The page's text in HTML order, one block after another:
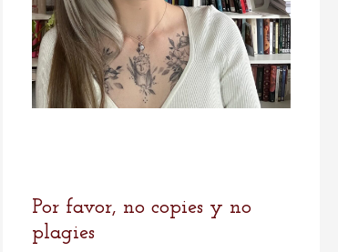
Por favor, no copies y no
plagies